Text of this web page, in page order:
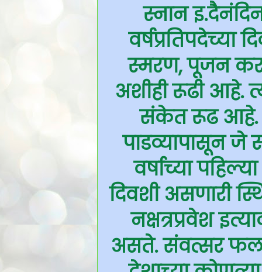
स्नान
वर्षप्रतिपदेच्या
स्मरण, पूजन
अशीही रूढी आहे.
संकेत रूढ आहे.
पाडव्यापासून जे
वर्षाच्या
दिवशी असणारी
नक्षत्रप्रवेश
असते. संवत्सर